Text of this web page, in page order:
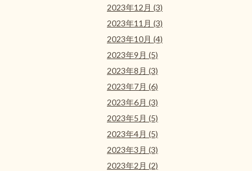
2023年12月 (3)
2023年11月 (3)
2023年10月 (4)
2023年9月 (5)
2023年8月 (3)
2023年7月 (6)
2023年6月 (3)
2023年5月 (5)
2023年4月 (5)
2023年3月 (3)
2023年2月 (2)